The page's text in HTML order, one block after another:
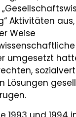
Aktivitäten
Weise
umgesetzt
Lösungen